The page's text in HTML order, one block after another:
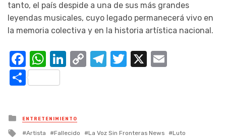
tanto, el país despide a una de sus más grandes
leyendas musicales, cuyo legado permanecerá vivo en
la memoria colectiva y en la historia artística nacional.
Facebook
WhatsApp
LinkedIn
CopyTelegram
Twitter
X
Compartir
Posted
in
ENTRETENIMIENTO
Tagged
Artista Fallecido La Voz Sin Fronteras News
Luto